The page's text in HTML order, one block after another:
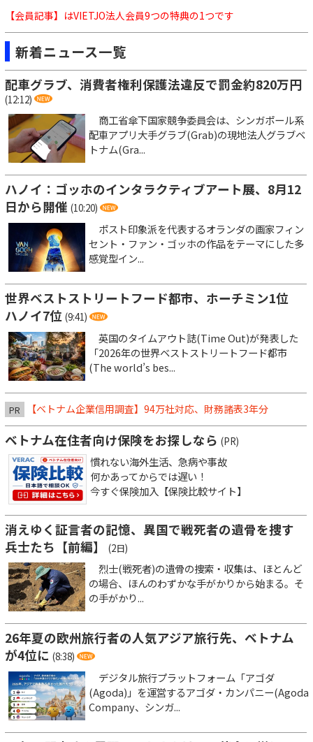
【会員記事】はVIETJO法人会員9つの特典の1つです
新着ニュース一覧
配車グラブ、消費者権利保護法違反で罰金約820万円
(12:12)
商工省傘下国家競争委員会は、シンガポール系
配車アプリ大手グラブ(Grab)の現地法人グラブベ
トナム(Gra...
ハノイ：ゴッホのインタラクティブアート展、8月12
日から開催 (10:20)
ポスト印象派を代表するオランダの画家フィン
セント・ファン・ゴッホの作品をテーマにした多
感覚型イン...
世界ベストストリートフード都市、ホーチミン1位
ハノイ7位 (9:41)
英国のタイムアウト誌(Time Out)が発表した
「2026年の世界ベストストリートフード都市
(The world’s bes...
PR 【ベトナム企業信用調査】94万社対応、財務諸表3年分
ベトナム在住者向け保険をお探しなら (PR)
慣れない海外生活、急病や事故
何かあってからでは遅い！
今すぐ保険加入【保険比較サイト】
消えゆく証言者の記憶、異国で戦死者の遺骨を捜す
兵士たち【前編】
(2日)
烈士(戦死者)の遺骨の捜索・収集は、ほとんど
の場合、ほんのわずかな手がかりから始まる。そ
の手がかり...
26年夏の欧州旅行者の人気アジア旅行先、ベトナム
が4位に (8:38)
デジタル旅行プラットフォーム「アゴダ
(Agoda)」を運営するアゴダ・カンパニー(Agoda
Company、シンガ...